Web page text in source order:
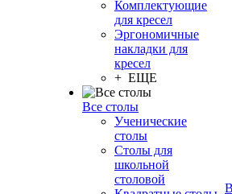
Комплектующие
для кресел
Эргономичные
накладки для
кресел
+ ЕЩЕ
Все столы
Ученические
столы
Столы для
школьной
столовой